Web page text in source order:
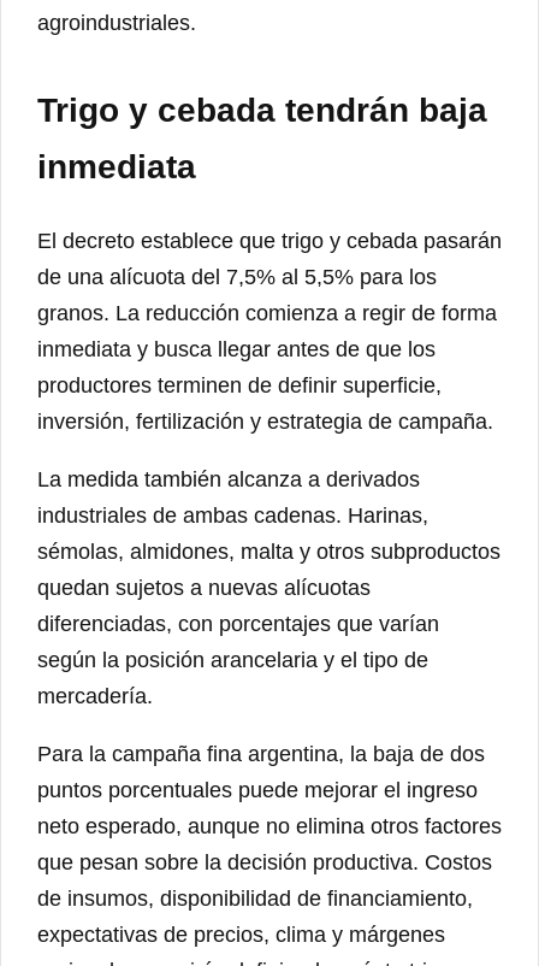
agroindustriales.
Trigo y cebada tendrán baja
inmediata
El decreto establece que trigo y cebada pasarán
de una alícuota del 7,5% al 5,5% para los
granos. La reducción comienza a regir de forma
inmediata y busca llegar antes de que los
productores terminen de definir superficie,
inversión, fertilización y estrategia de campaña.
La medida también alcanza a derivados
industriales de ambas cadenas. Harinas,
sémolas, almidones, malta y otros subproductos
quedan sujetos a nuevas alícuotas
diferenciadas, con porcentajes que varían
según la posición arancelaria y el tipo de
mercadería.
Para la campaña fina argentina, la baja de dos
puntos porcentuales puede mejorar el ingreso
neto esperado, aunque no elimina otros factores
que pesan sobre la decisión productiva. Costos
de insumos, disponibilidad de financiamiento,
expectativas de precios, clima y márgenes